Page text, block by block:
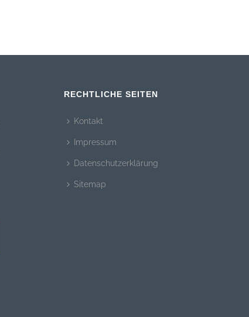
RECHTLICHE SEITEN
Kontakt
Impressum
Datenschutzerklärung
Sitemap